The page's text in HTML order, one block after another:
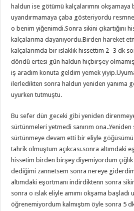
haldun ise götümü kalçalarımnı okşamaya
uyandırmamaya çaba gösteriyordu
o benim yiğenimdi.Sonra sikini çıkartığını
kalçalarıma dayanıyordu.Birden hareket
kalçalarımda bir ıslaklık hissettim 2 -3 dk
döndü ertesi gün haldun hiçbirşey
iş aradım konuta geldim yemek
ilerledikten sonra haldun yeniden yanıma
uyurken tutmuştu.
Bu sefer dün geceki gibi yeniden
sürtünmeleri yetmedi sanırım ona..Yeniden
sürtünmeye devam etti bir eliyle göğüsümü
tahrik olmuştum açıkcası.sonra altımdaki
hissetim birden birşey diyemiyordum
dediğimi zannetsem sonra nereye
altımdaki eşortmanı indirdiktenn sonra
sonra o ıslak eliyle amımı okşama başladı
öğrenemiyordum kalmıştım öyle sonra 5